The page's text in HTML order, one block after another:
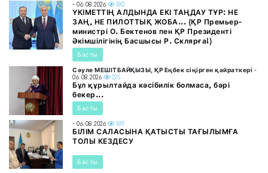
- 06.08.2026 180
ҮКІМЕТТІҢ АЛДЫНДА ЕКІ ТАҢДАУ ТҰР: НЕ
ЗАҢ, НЕ ПИЛОТТЫҚ ЖОБА... (ҚР Премьер-
министрі О. Бектенов пен ҚР Президенті
Әкімшілігінің Басшысы Р. Склярға!)
Басты
Сәуле МЕШІТБАЙҚЫЗЫ, ҚР Еңбек сіңірген қайраткері -
06.08.2026
225
Бұл құрылтайда кәсібилік болмаса, бәрі
бекер...
Басты
- 06.08.2026 189
БІЛІМ САЛАСЫНА ҚАТЫСТЫ ТАҒЫЛЫМҒА
ТОЛЫ КЕЗДЕСУ
Басты